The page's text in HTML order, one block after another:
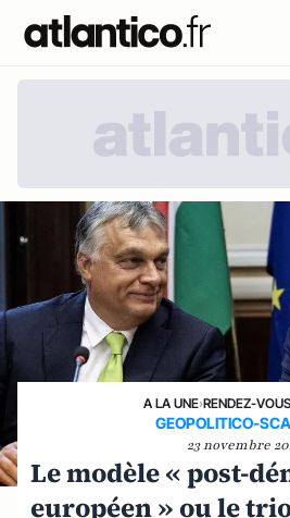
A LA UNE›RENDEZ-VOUS
GEOPOLITICO-
23 novembre
Le modèle « post-
européen » ou le